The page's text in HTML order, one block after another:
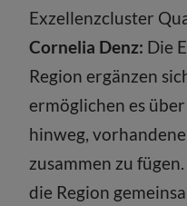
Exzellenzcluster
Cornelia Denz: Die
Region ergänzen
ermöglichen es
hinweg,
zusammen zu
die Region